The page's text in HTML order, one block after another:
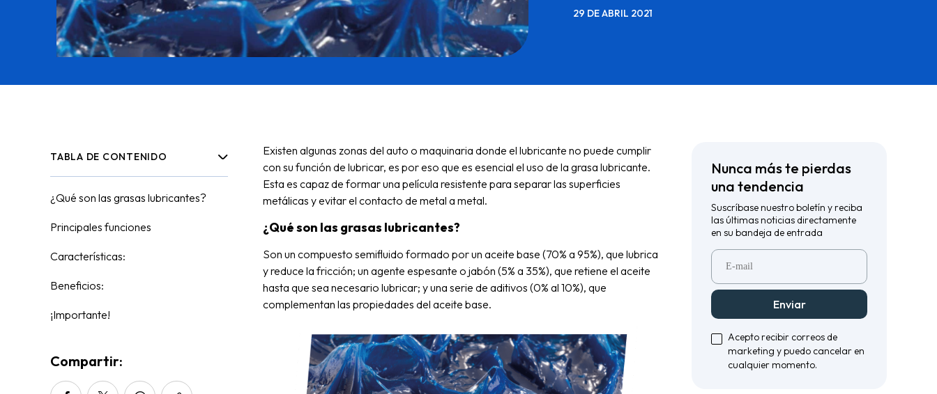
29 DE ABRIL 2021
TABLA DE CONTENIDO
¿Qué son las grasas lubricantes?
Principales funciones
Características:
Beneficios:
¡Importante!
Compartir:
Existen algunas zonas del auto o maquinaria donde el lubricante no puede cumplir
con su función de lubricar, es por eso que es esencial el uso de la grasa lubricante.
Esta es capaz de formar una película resistente para separar las superficies
metálicas y evitar el contacto de metal a metal.
¿Qué son las grasas lubricantes?
Son un compuesto semifluido formado por un aceite base (70% a 95%), que lubrica
y reduce la fricción; un agente espesante o jabón (5% a 35%), que retiene el aceite
hasta que sea necesario lubricar; y una serie de aditivos (0% al 10%), que
complementan las propiedades del aceite base.
Nunca más te pierdas
una tendencia
Suscríbase nuestro boletín y reciba
las últimas noticias directamente
en su bandeja de entrada
Enviar
Acepto recibir correos de
marketing y puedo cancelar en
cualquier momento.